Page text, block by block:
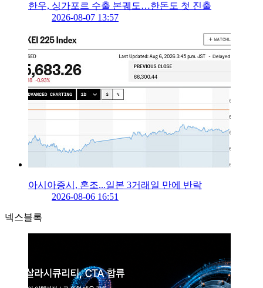
한우, 싱가포르 수출 본궤도…한돈도 첫 진출
2026-08-07 13:57
아시아증시, 혼조...일본 3거래일 만에 반락
2026-08-06 16:51
넥스블록